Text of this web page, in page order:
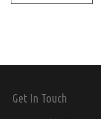
Get In Touch